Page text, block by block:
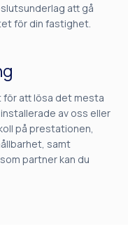
att gå
för din fastighet.
för att lösa det mesta
av oss eller
på prestationen,
samt
partner kan du